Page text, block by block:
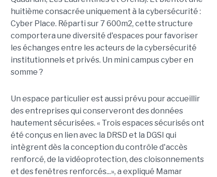
huitième consacrée uniquement à la cybersécurité :
Cyber Place. Réparti sur 7 600m2, cette structure
comportera une diversité d'espaces pour favoriser
les échanges entre les acteurs de la cybersécurité
institutionnels et privés. Un mini campus cyber en
somme ?
Un espace particulier est aussi prévu pour accueillir
des entreprises qui conserveront des données
hautement sécurisées. « Trois espaces sécurisés ont
été conçus en lien avec la DRSD et la DGSI qui
intègrent dès la conception du contrôle d'accès
renforcé, de la vidéoprotection, des cloisonnements
et des fenêtres renforcés...», a expliqué Mamar